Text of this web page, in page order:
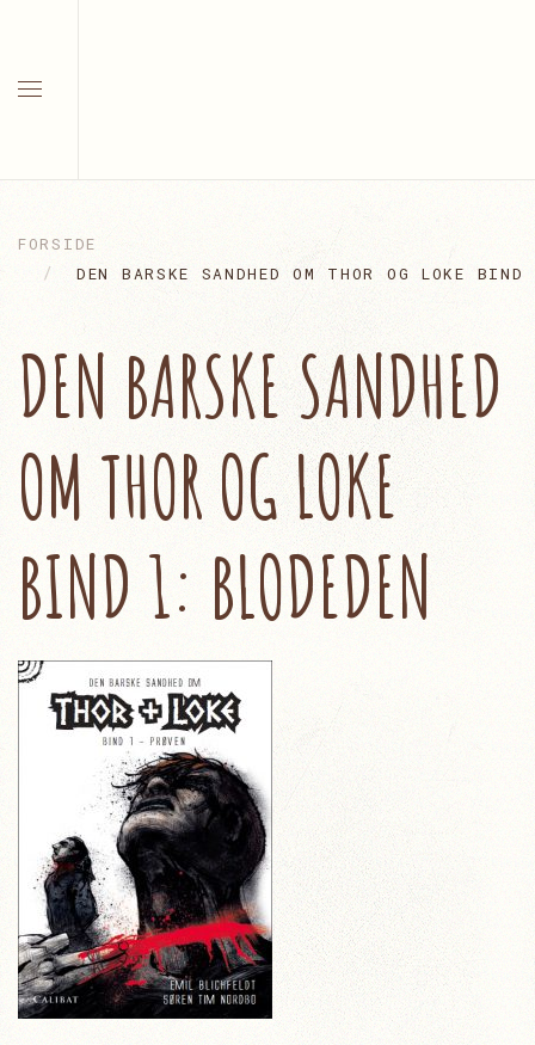
FORSIDE
DEN BARSKE SANDHED OM THOR OG LOKE BIND
DEN BARSKE SANDHED
OM THOR OG LOKE
BIND 1: BLODEDEN